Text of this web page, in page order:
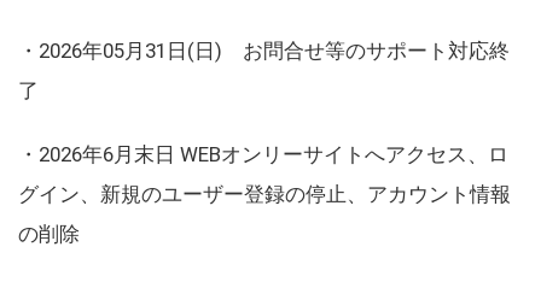
・2026年05月31日(日) お問合せ等のサポート対応終
了
・2026年6月末日 WEBオンリーサイトへアクセス、ロ
グイン、新規のユーザー登録の停止、アカウント情報
の削除